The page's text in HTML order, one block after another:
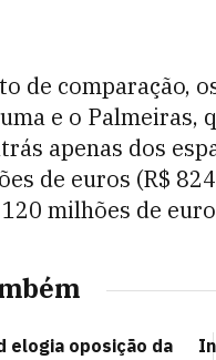
de comparação,
e o Palmeiras,
apenas dos
de euros (R$
milhões de
elogia oposição da